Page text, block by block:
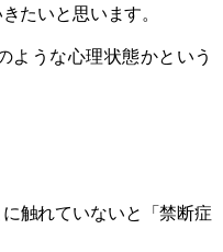
たいと思います。
ような心理状態かという
触れていないと「禁断症